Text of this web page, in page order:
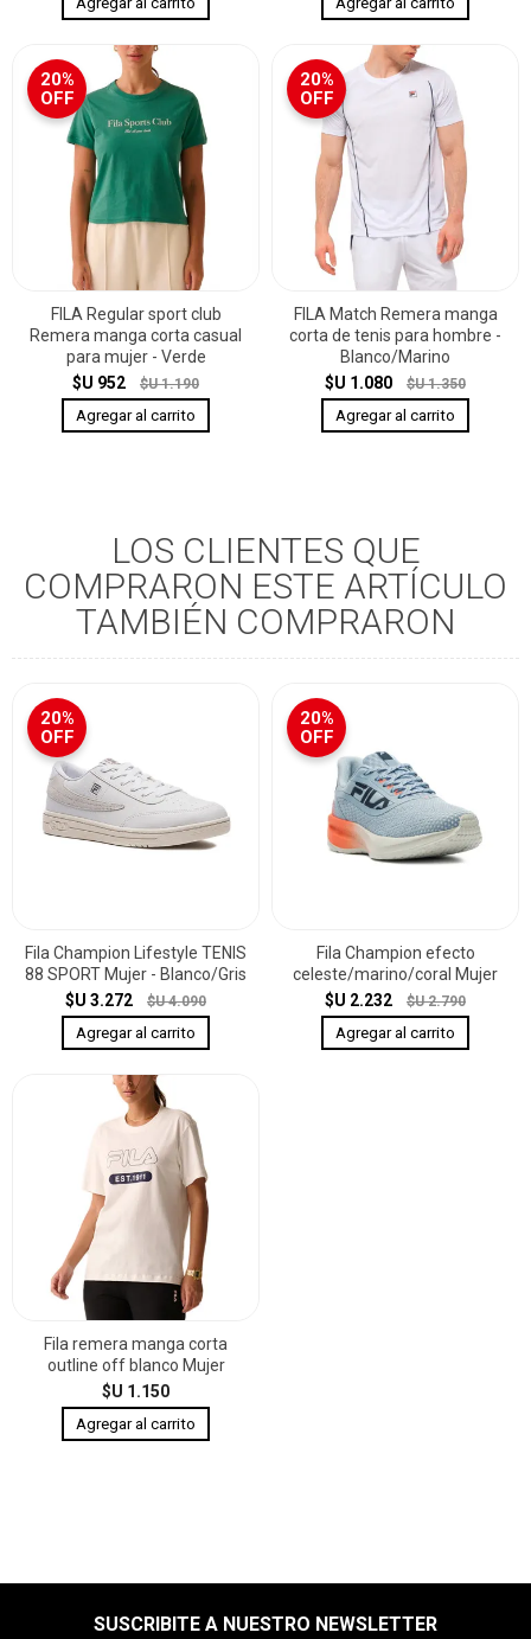
20%
OFF
FILA Regular sport club
Remera manga corta casual
para mujer - Verde
$U 952
$U 1.190
20%
OFF
FILA Match Remera manga
corta de tenis para hombre -
Blanco/Marino
$U 1.080
$U 1.350
LOS CLIENTES QUE
COMPRARON ESTE ARTÍCULO
TAMBIÉN COMPRARON
20%
OFF
Fila Champion Lifestyle TENIS
88 SPORT Mujer - Blanco/Gris
$U 3.272
$U 4.090
20%
OFF
Fila Champion efecto
celeste/marino/coral Mujer
$U 2.232
$U 2.790
Fila remera manga corta
outline off blanco Mujer
$U 1.150
SUSCRIBITE A NUESTRO NEWSLETTER